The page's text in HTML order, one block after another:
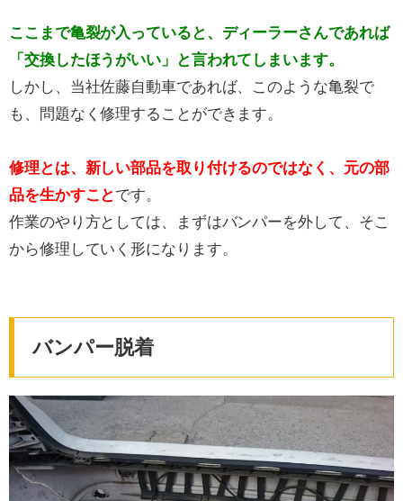
ここまで亀裂が入っていると、ディーラーさんであれば
「交換したほうがいい」と言われてしまいます。
しかし、当社佐藤自動車であれば、このような亀裂で
も、問題なく修理することができます。
修理とは、新しい部品を取り付けるのではなく、元の部
品を生かすことです。
作業のやり方としては、まずはバンパーを外して、そこ
から修理していく形になります。
バンパー脱着